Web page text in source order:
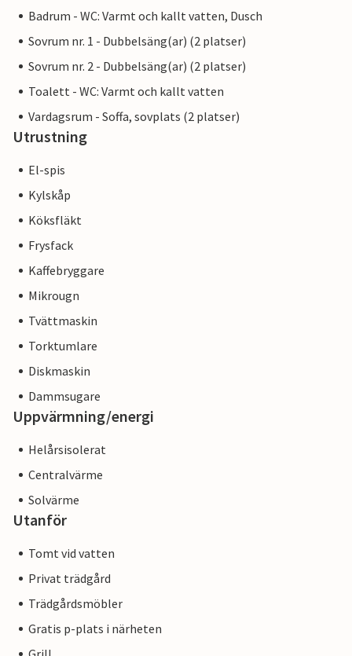
Badrum - WC: Varmt och kallt vatten, Dusch
Sovrum nr. 1 - Dubbelsäng(ar) (2 platser)
Sovrum nr. 2 - Dubbelsäng(ar) (2 platser)
Toalett - WC: Varmt och kallt vatten
Vardagsrum - Soffa, sovplats (2 platser)
Utrustning
El-spis
Kylskåp
Köksfläkt
Frysfack
Kaffebryggare
Mikrougn
Tvättmaskin
Torktumlare
Diskmaskin
Dammsugare
Uppvärmning/energi
Helårsisolerat
Centralvärme
Solvärme
Utanför
Tomt vid vatten
Privat trädgård
Trädgårdsmöbler
Gratis p-plats i närheten